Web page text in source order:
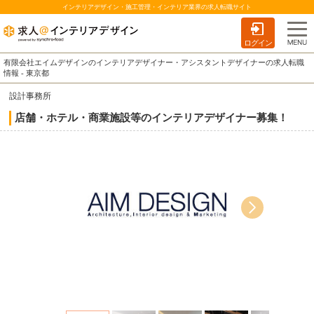
インテリアデザイン・施工管理・インテリア業界の求人転職サイト
ログイン
有限会社エイムデザインのインテリアデザイナー・アシスタントデザイナーの求人転職
情報 - 東京都
設計事務所
店舗・ホテル・商業施設等のインテリアデザイナー募集！